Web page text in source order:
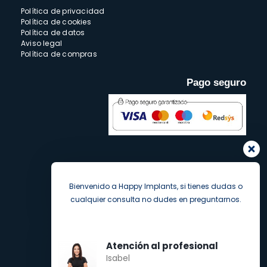
Política de privacidad
Política de cookies
Política de datos
Aviso legal
Política de compras
Pago seguro
Bienvenido a Happy Implants, si tienes dudas o
cualquier consulta no dudes en preguntarnos.
Atención al profesional
Isabel